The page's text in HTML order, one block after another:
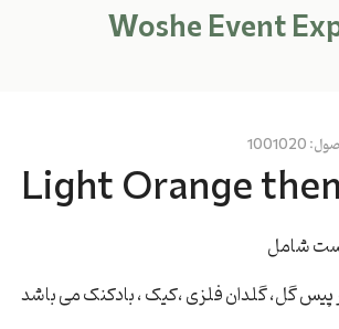
Woshe Event
1001020
Light Orange
شامل
پیس گل، گلدان فلزی ،کیک ، بادکنک می باشد